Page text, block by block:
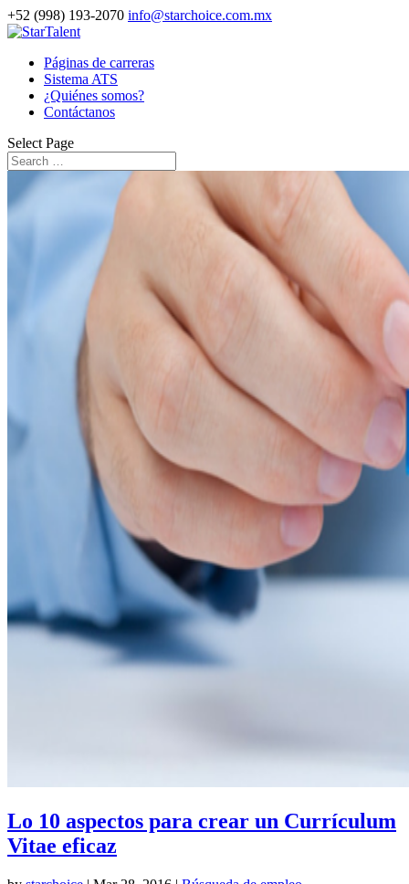
+52 (998) 193-2070 info@starchoice.com.mx
Páginas de carreras
Sistema ATS
¿Quiénes somos?
Contáctanos
Select Page
Lo 10 aspectos para crear un Currículum
Vitae eficaz